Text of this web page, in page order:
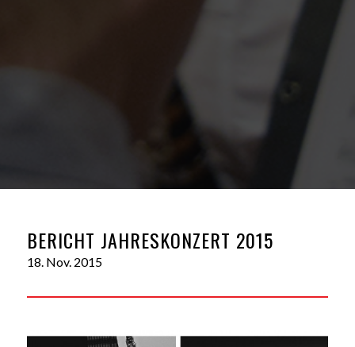
BERICHT JAHRESKONZERT 2015
18. Nov. 2015